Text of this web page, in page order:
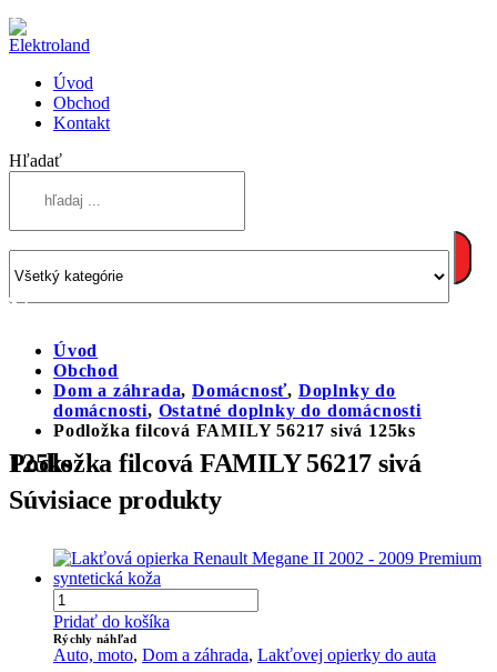
Úvod
Obchod
Kontakt
Hľadať
Úvod
Obchod
Dom a záhrada,Domácnosť, Doplnky do
domácnosti, Ostatné doplnky do domácnosti
Podložka filcová FAMILY 56217 sivá 125ks
Podložka filcová FAMILY 56217 sivá 125ks
Súvisiace produkty
Pridať do košíka
Rýchly náhľad
Auto, moto, Dom a záhrada, Lakťovej opierky do auta